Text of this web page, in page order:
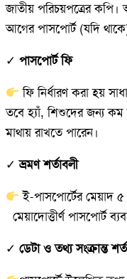
জাতীয় পরিচয়পত্রের কপি।
আগের পাসপোর্ট (যদি
✓ পাসপোর্ট ফি
ফি নির্ধারণ করা হয়
তবে হ্যাঁ, শিশুদের জন্য কম
মাথায় রাখতে পারেন।
✓ভ্রমণ শর্তাবলী
ই-পাসপোর্টের মেয়াদ
মেয়াদোত্তীর্ণ পাসপোর্ট
✓ ডেটা ও তথ্য সংক্রান্ত শর্ত